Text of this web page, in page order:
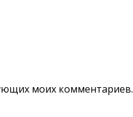
моих комментариев.